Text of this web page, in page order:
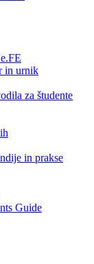
in urnik
za študente
in prakse
Guide